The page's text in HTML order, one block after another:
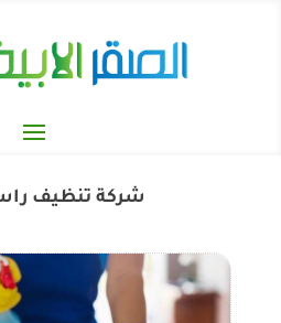
شركة تنظيف